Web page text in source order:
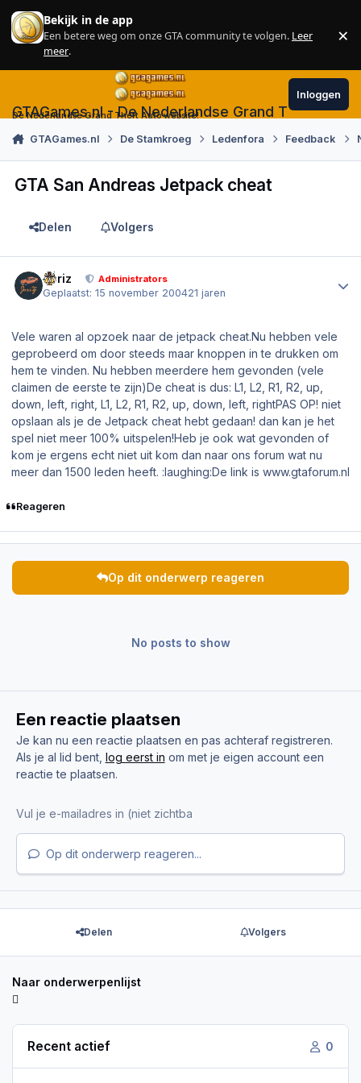
Skip to content
Bekijk in de app
Een betere weg om onze GTA community te volgen. Leer
meer.
×
GTAGames.nl - De Nederlandse Grand Theft Auto
De Nederlandse Grand Theft Auto website!
Inloggen
GTAGames.nl De Stamkroeg Ledenfora Feedback
GTA San Andreas Jetpack cheat
Delen Volgers
Joriz Administrators
Geplaatst:15 november 200421 jaren
Vele waren al opzoek naar de jetpack cheat.Nu hebben vele
geprobeerd om door steeds maar knoppen in te drukken om
hem te vinden. Nu hebben meerdere hem gevonden (vele
claimen de eerste te zijn)De cheat is dus: L1, L2, R1, R2, up,
down, left, right, L1, L2, R1, R2, up, down, left, rightPAS OP! niet
opslaan als je de Jetpack cheat hebt gedaan! dan kan je het
spel niet meer 100% uitspelen!Heb je ook wat gevonden of
kom je ergens echt niet uit kom dan naar ons forum wat nu
meer dan 1500 leden heeft. :laughing:De link is www.gtaforum.nl
Reageren
Op dit onderwerp reageren
No posts to show
Een reactie plaatsen
Je kan nu een reactie plaatsen en pas achteraf registreren.
Als je al lid bent, log eerst in om met je eigen account een
reactie te plaatsen.
Op dit onderwerp reageren...
Delen Volgers
Naar onderwerpenlijst
Recent actief 0